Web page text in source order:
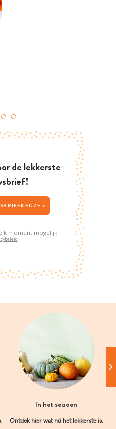
de lekkerste
JOUW NIEUWSBRIEFKEUZE >
moment mogelijk
In het seizoen
Ontdek hier wat nú het lekkerste is.